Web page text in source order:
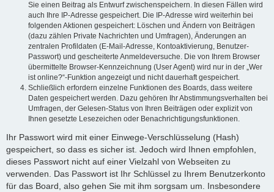
Sie einen Beitrag als Entwurf zwischenspeichern. In diesen Fällen wird
auch Ihre IP-Adresse gespeichert. Die IP-Adresse wird weiterhin bei
folgenden Aktionen gespeichert: Löschen und Ändern von Beiträgen
(dazu zählen Private Nachrichten und Umfragen), Änderungen an
zentralen Profildaten (E-Mail-Adresse, Kontoaktivierung, Benutzer-
Passwort) und gescheiterte Anmeldeversuche. Die von Ihrem Browser
übermittelte Browser-Kennzeichnung (User Agent) wird nur in der „Wer
ist online?“-Funktion angezeigt und nicht dauerhaft gespeichert.
Schließlich erfordern einzelne Funktionen des Boards, dass weitere
Daten gespeichert werden. Dazu gehören Ihr Abstimmungsverhalten bei
Umfragen, der Gelesen-Status von Ihren Beiträgen oder explizit von
Ihnen gesetzte Lesezeichen oder Benachrichtigungsfunktionen.
Ihr Passwort wird mit einer Einwege-Verschlüsselung (Hash)
gespeichert, so dass es sicher ist. Jedoch wird Ihnen empfohlen,
dieses Passwort nicht auf einer Vielzahl von Webseiten zu
verwenden. Das Passwort ist Ihr Schlüssel zu Ihrem Benutzerkonto
für das Board, also gehen Sie mit ihm sorgsam um. Insbesondere